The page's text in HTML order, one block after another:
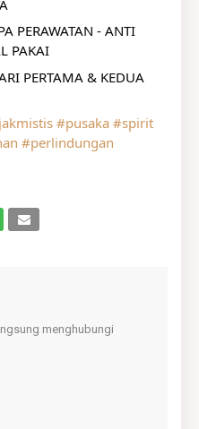
PERAWATAN - ANTI
PAKAI
PERTAMA & KEDUA
#pusaka #spirit
#perlindungan
menghubungi